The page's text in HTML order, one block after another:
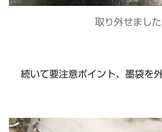
取り外せました
続いて要注意ポイント、墨袋を